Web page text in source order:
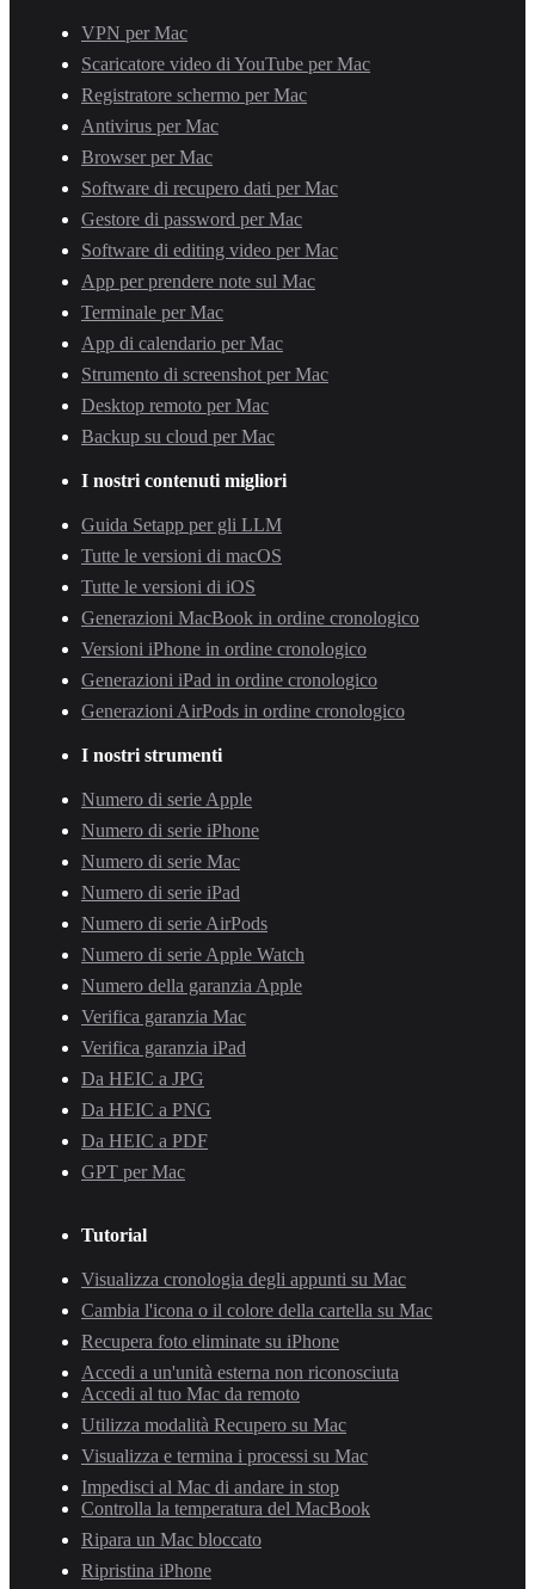
VPN per Mac
Scaricatore video di YouTube per Mac
Registratore schermo per Mac
Antivirus per Mac
Browser per Mac
Software di recupero dati per Mac
Gestore di password per Mac
Software di editing video per Mac
App per prendere note sul Mac
Terminale per Mac
App di calendario per Mac
Strumento di screenshot per Mac
Desktop remoto per Mac
Backup su cloud per Mac
I nostri contenuti migliori
Guida Setapp per gli LLM
Tutte le versioni di macOS
Tutte le versioni di iOS
Generazioni MacBook in ordine cronologico
Versioni iPhone in ordine cronologico
Generazioni iPad in ordine cronologico
Generazioni AirPods in ordine cronologico
I nostri strumenti
Numero di serie Apple
Numero di serie iPhone
Numero di serie Mac
Numero di serie iPad
Numero di serie AirPods
Numero di serie Apple Watch
Numero della garanzia Apple
Verifica garanzia Mac
Verifica garanzia iPad
Da HEIC a JPG
Da HEIC a PNG
Da HEIC a PDF
GPT per Mac
Tutorial
Visualizza cronologia degli appunti su Mac
Cambia l'icona o il colore della cartella su Mac
Recupera foto eliminate su iPhone
Accedi a un'unità esterna non riconosciuta
Accedi al tuo Mac da remoto
Utilizza modalità Recupero su Mac
Visualizza e termina i processi su Mac
Impedisci al Mac di andare in stop
Controlla la temperatura del MacBook
Ripara un Mac bloccato
Ripristina iPhone